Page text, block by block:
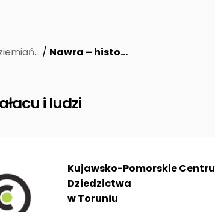
/ Nawra – histo…
i ludzi
Kujawsko-Pomorskie
Dziedzictwa
w Toruniu